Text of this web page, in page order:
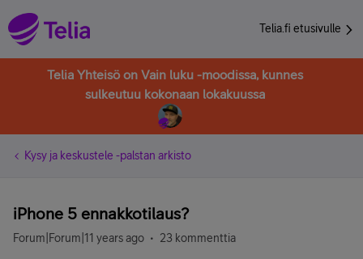
Telia.fi etusivulle
Telia Yhteisö on Vain luku -moodissa, kunnes
sulkeutuu kokonaan lokakuussa
Kysy ja keskustele -palstan arkisto
iPhone 5 ennakkotilaus?
Forum|Forum|11 years ago 23 kommenttia